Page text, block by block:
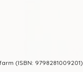
(ISBN: 9798281009201)